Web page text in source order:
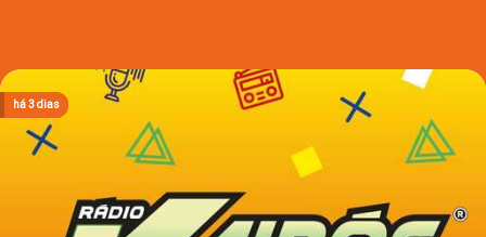
há 3 dias
há 3 dias
há 3 dias
há 3 dias
há 3 dias